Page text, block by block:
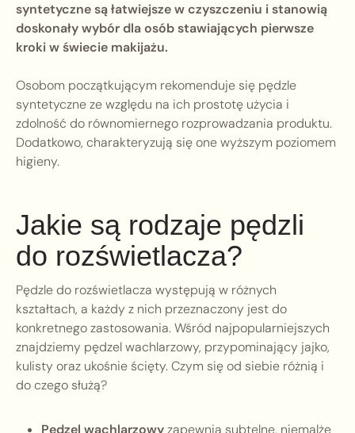
syntetyczne są łatwiejsze w czyszczeniu i stanowią
doskonały wybór dla osób stawiających pierwsze
kroki w świecie makijażu.
Osobom początkującym rekomenduje się pędzle
syntetyczne ze względu na ich prostotę użycia i
zdolność do równomiernego rozprowadzania produktu.
Dodatkowo, charakteryzują się one wyższym poziomem
higieny.
Jakie są rodzaje pędzli
do rozświetlacza?
Pędzle do rozświetlacza występują w różnych
kształtach, a każdy z nich przeznaczony jest do
konkretnego zastosowania. Wśród najpopularniejszych
znajdziemy pędzel wachlarzowy, przypominający jajko,
kulisty oraz ukośnie ścięty. Czym się od siebie różnią i
do czego służą?
Pędzel wachlarzowyzapewnia subtelne, niemalże